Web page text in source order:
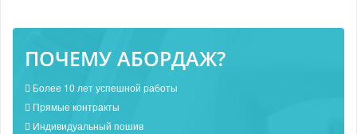
ПОЧЕМУ АБОРДАЖ?
Более 10 лет успешной работы
Прямые контракты
Индивидуальный пошив